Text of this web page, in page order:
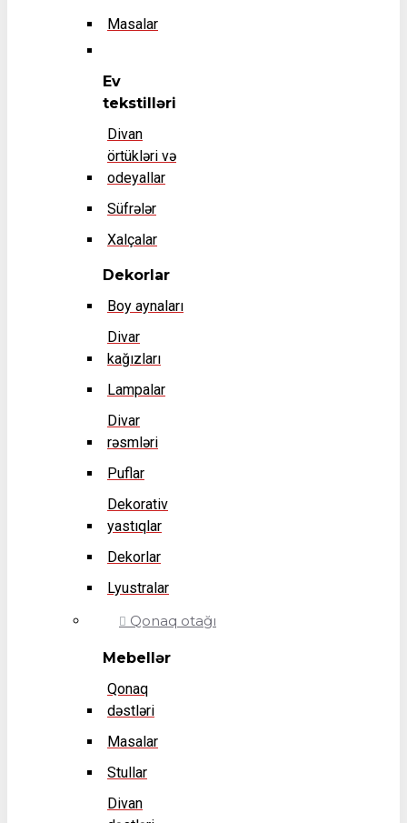
Masalar
Ev
tekstilləri
Divan
örtükləri və
odeyallar
Süfrələr
Xalçalar
Dekorlar
Boy aynaları
Divar
kağızları
Lampalar
Divar
rəsmləri
Puflar
Dekorativ
yastıqlar
Dekorlar
Lyustralar
Qonaq otağı
Mebellər
Qonaq
dəstləri
Masalar
Stullar
Divan